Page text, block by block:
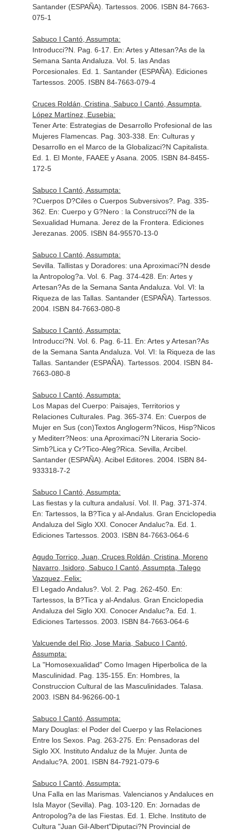
Santander (ESPAÑA). Tartessos. 2006. ISBN 84-7663-
075-1
Sabuco I Cantó, Assumpta:
Introducci?N. Pag. 6-17. En: Artes y Attesan?As de la
Semana Santa Andaluza. Vol. 5. las Andas
Porcesionales. Ed. 1. Santander (ESPAÑA). Ediciones
Tartessos. 2005. ISBN 84-7663-079-4
Cruces Roldán, Cristina, Sabuco I Cantó, Assumpta,
López Martínez, Eusebia:
Tener Arte: Estrategias de Desarrollo Profesional de las
Mujeres Flamencas. Pag. 303-338. En: Culturas y
Desarrollo en el Marco de la Globalizaci?N Capitalista
Ed. 1. El Monte, FAAEE y Asana. 2005. ISBN 84-8455-
172-5
Sabuco I Cantó, Assumpta:
?Cuerpos D?Ciles o Cuerpos Subversivos?. Pag. 335-
362. En: Cuerpo y G?Nero : la Construcci?N de la
Sexualidad Humana . Jerez de la Frontera. Ediciones
Jerezanas. 2005. ISBN 84-95570-13-0
Sabuco I Cantó, Assumpta:
Sevilla. Tallistas y Doradores: una Aproximaci?N desde
la Antropolog?a. Vol. 6. Pag. 374-428. En: Artes y
Artesan?As de la Semana Santa Andaluza. Vol. VI: la
Riqueza de las Tallas. Santander (ESPAÑA). Tartessos.
2004. ISBN 84-7663-080-8
Sabuco I Cantó, Assumpta:
Introducci?N. Vol. 6. Pag. 6-11. En: Artes y Artesan?As
de la Semana Santa Andaluza. Vol. VI: la Riqueza de las
Tallas. Santander (ESPAÑA). Tartessos. 2004. ISBN 84-
7663-080-8
Sabuco I Cantó, Assumpta:
Los Mapas del Cuerpo: Paisajes, Territorios y
Relaciones Culturales. Pag. 365-374. En: Cuerpos de
Mujer en Sus (con)Textos Anglogerm?Nicos, Hisp?Nicos
y Mediterr?Neos: una Aproximaci?N Literaria Socio-
Simb?Lica y Cr?Tico-Aleg?Rica. Sevilla, Arcibel.
Santander (ESPAÑA). Acibel Editores. 2004. ISBN 84-
933318-7-2
Sabuco I Cantó, Assumpta:
Las fiestas y la cultura andalusí. Vol. II. Pag. 371-374.
En: Tartessos, la B?Tica y al-Andalus. Gran Enciclopedia
Andaluza del Siglo XXI. Conocer Andaluc?a . Ed. 1.
Ediciones Tartessos. 2003. ISBN 84-7663-064-6
Agudo Torrico, Juan, Cruces Roldán, Cristina, Moreno
Navarro, Isidoro, Sabuco I Cantó, Assumpta, Talego
Vazquez, Felix:
El Legado Andalus?. Vol. 2. Pag. 262-450. En:
Tartessos, la B?Tica y al-Andalus. Gran Enciclopedia
Andaluza del Siglo XXI. Conocer Andaluc?a . Ed. 1.
Ediciones Tartessos. 2003. ISBN 84-7663-064-6
Valcuende del Rio, Jose Maria, Sabuco I Cantó,
Assumpta:
La "Homosexualidad" Como Imagen Hiperbolica de la
Masculinidad. Pag. 135-155. En: Hombres, la
Construccion Cultural de las Masculinidades. Talasa.
2003. ISBN 84-96266-00-1
Sabuco I Cantó, Assumpta:
Mary Douglas: el Poder del Cuerpo y las Relaciones
Entre los Sexos. Pag. 263-275. En: Pensadoras del
Siglo XX. Instituto Andaluz de la Mujer. Junta de
Andaluc?A. 2001. ISBN 84-7921-079-6
Sabuco I Cantó, Assumpta:
Una Falla en las Marismas. Valencianos y Andaluces en
Isla Mayor (Sevilla). Pag. 103-120. En: Jornadas de
Antropolog?a de las Fiestas. Ed. 1. Elche. Instituto de
Cultura "Juan Gil-Albert"Diputaci?N Provincial de